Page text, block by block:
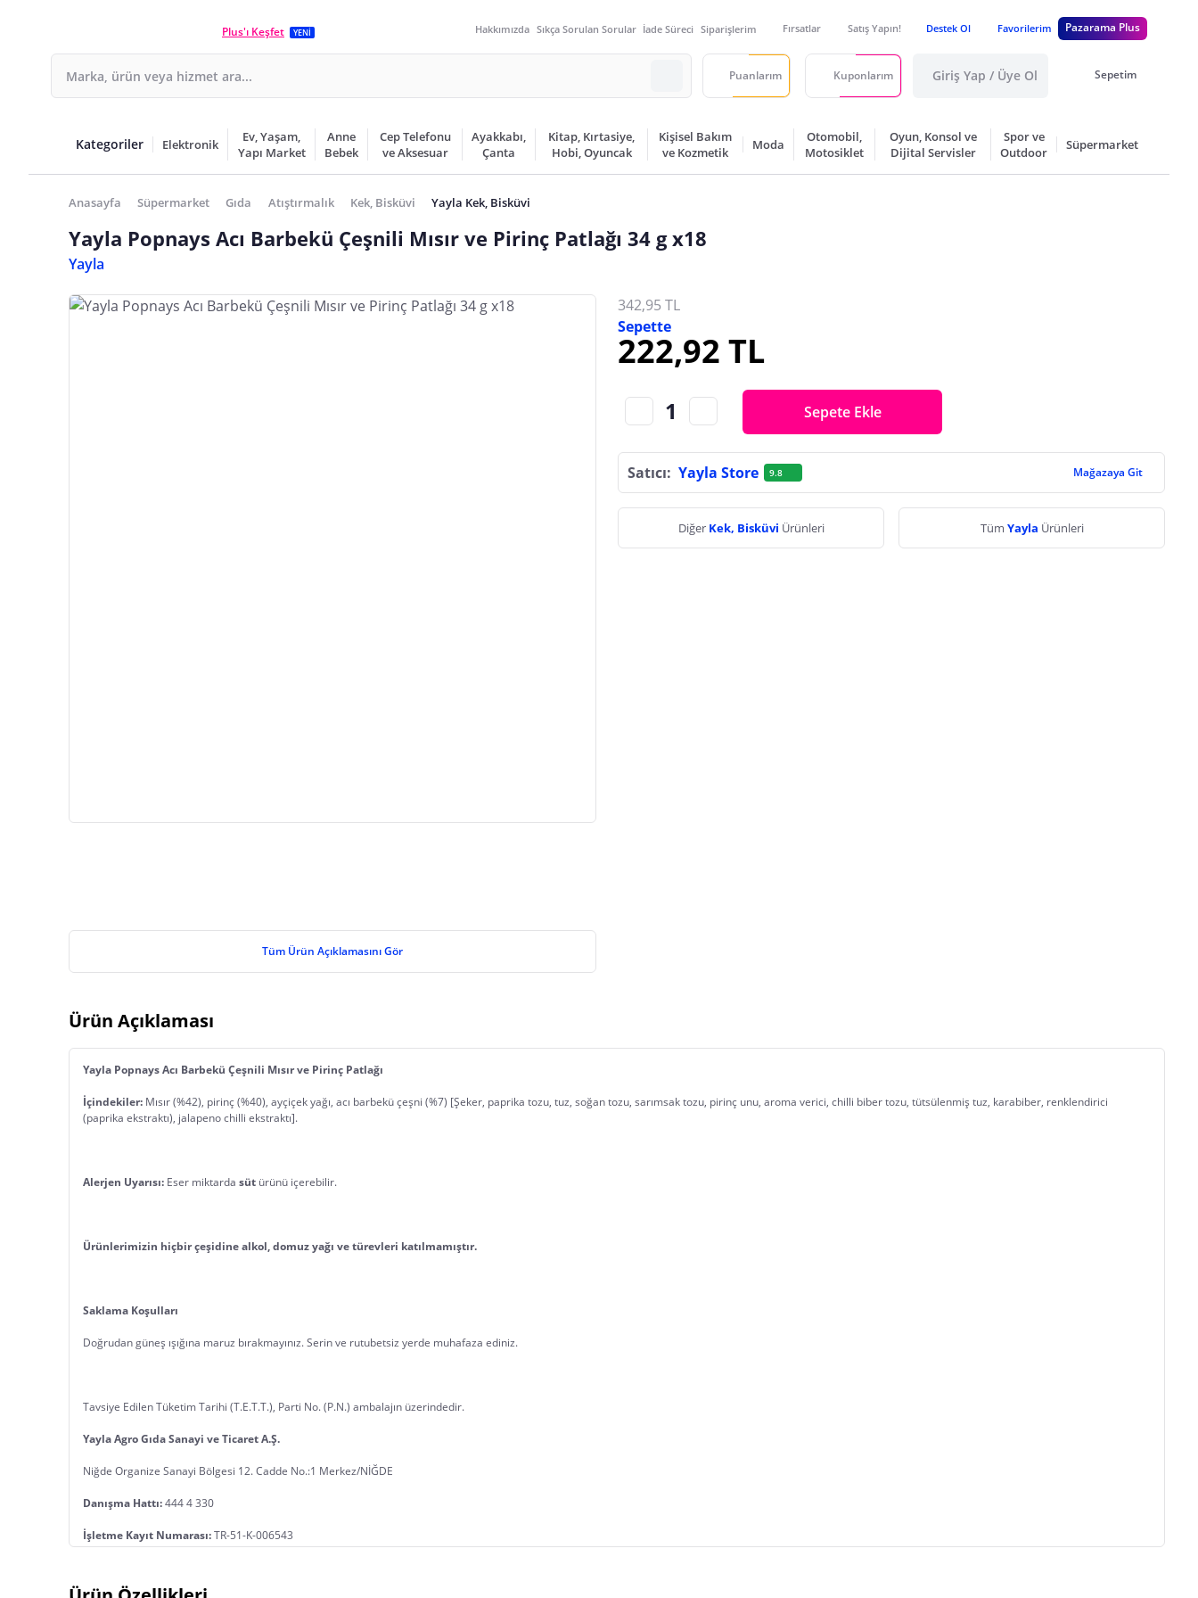
Plus'ı Keşfet YENİ Hakkımızda Sıkça Sorulan Sorular İade Süreci Siparişlerim Fırsatlar Satış Yapın! Destek Ol Favorilerim Pazarama Plus
Puanlarım Kuponlarım Giriş Yap / Üye Ol Sepetim
Kategoriler Elektronik
Ev, Yaşam,
Yapı Market
Anne
Bebek
Cep Telefonu
ve Aksesuar
Ayakkabı,
Çanta
Kitap, Kırtasiye,
Hobi, Oyuncak
Kişisel Bakım
ve Kozmetik
Moda
Otomobil,
Motosiklet
Oyun, Konsol ve
Dijital Servisler
Spor ve
Outdoor
Süpermarket
Anasayfa Süpermarket Gıda Atıştırmalık Kek, Bisküvi Yayla Kek, Bisküvi
Yayla Popnays Acı Barbekü Çeşnili Mısır ve Pirinç Patlağı 34 g x18
Yayla
Tüm Ürün Açıklamasını Gör
342,95 TL
Sepette
222,92 TL
Sepete Ekle
Satıcı: Yayla Store 9.8 Mağazaya Git
Diğer Kek, Bisküvi Ürünleri Tüm Yayla Ürünleri
Ürün Açıklaması
Yayla Popnays Acı Barbekü Çeşnili Mısır ve Pirinç Patlağı
İçindekiler: Mısır (%42), pirinç (%40), ayçiçek yağı, acı barbekü çeşni (%7) [Şeker, paprika tozu, tuz, soğan tozu, sarımsak tozu, pirinç unu, aroma verici, chilli biber tozu, tütsülenmiş tuz, karabiber, renklendirici
(paprika ekstraktı), jalapeno chilli ekstraktı].
Alerjen Uyarısı: Eser miktarda süt ürünü içerebilir.
Ürünlerimizin hiçbir çeşidine alkol, domuz yağı ve türevleri katılmamıştır.
Saklama Koşulları
Doğrudan güneş ışığına maruz bırakmayınız. Serin ve rutubetsiz yerde muhafaza ediniz.
Tavsiye Edilen Tüketim Tarihi (T.E.T.T.), Parti No. (P.N.) ambalajın üzerindedir.
Yayla Agro Gıda Sanayi ve Ticaret A.Ş.
Niğde Organize Sanayi Bölgesi 12. Cadde No.:1 Merkez/NİĞDE
Danışma Hattı: 444 4 330
İşletme Kayıt Numarası: TR-51-K-006543